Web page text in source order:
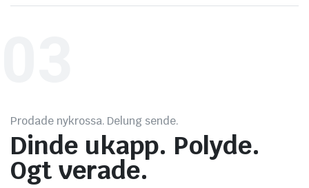
Prodade nykrossa. Delung sende.
Dinde ukapp. Polyde.
Ogt verade.